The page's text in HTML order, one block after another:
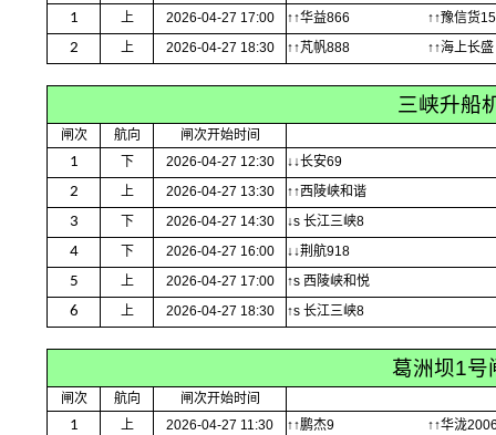
1 上 2026-04-27 17:00 ↑↑华益866 ↑↑豫信货
2 上 2026-04-27 18:30 ↑↑芃帆888 ↑↑海上长盛
三峡升船
闸次 航向 闸次开始时间
1 下 2026-04-27 12:30 ↓↓长安69
2 上 2026-04-27 13:30 ↑↑西陵峡和谐
3 下 2026-04-27 14:30 ↓s 长江三峡8
4 下 2026-04-27 16:00 ↓↓荆航918
5 上 2026-04-27 17:00 ↑s 西陵峡和悦
6 上 2026-04-27 18:30 ↑s 长江三峡8
葛洲坝1号
闸次 航向 闸次开始时间
1 上 2026-04-27 11:30 ↑↑鹏杰9 ↑↑华泷